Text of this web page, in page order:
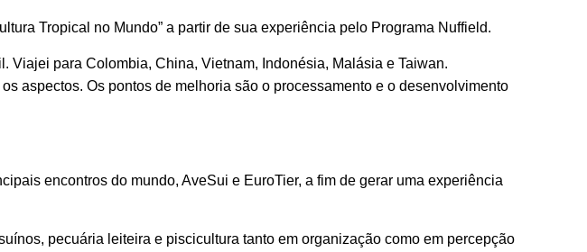
Tropical no Mundo” a partir de sua experiência pelo Programa Nuffield.
Viajei para Colombia, China, Vietnam, Indonésia, Malásia e Taiwan.
aspectos. Os pontos de melhoria são o processamento e o desenvolvimento
encontros do mundo, AveSui e EuroTier, a fim de gerar uma experiência
pecuária leiteira e piscicultura tanto em organização como em percepção